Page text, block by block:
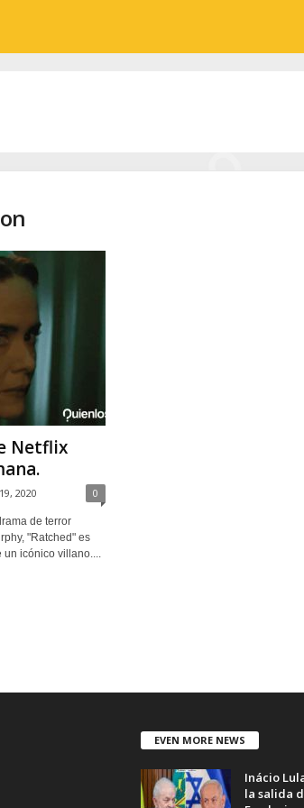
Netflix
2020 0
de terror
"Ratched" es
icónico villano....
EVEN MORE NEWS
Inácio
la salida